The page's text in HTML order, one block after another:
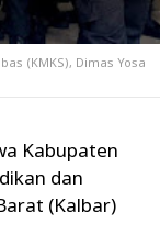
(KMKS), Dimas Yosa
Kabupaten
dan
(Kalbar)